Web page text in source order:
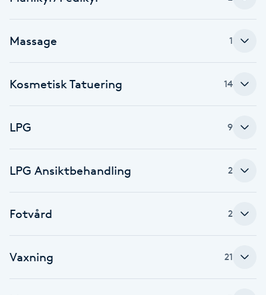
Färgning
Föning
G
Gel naglar
Gelenaglar
Gravidmassage
Gravidyoga
Massage 1
Kosmetisk Tatuering 14
LPG 9
LPG Ansiktbehandling 2
Fotvård 2
Vaxning 21